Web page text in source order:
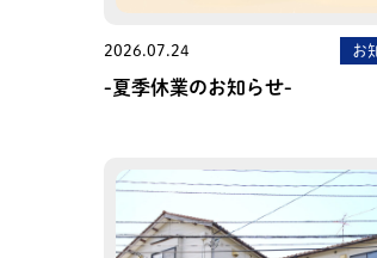
2026.07.24 お
-夏季休業のお知らせ-